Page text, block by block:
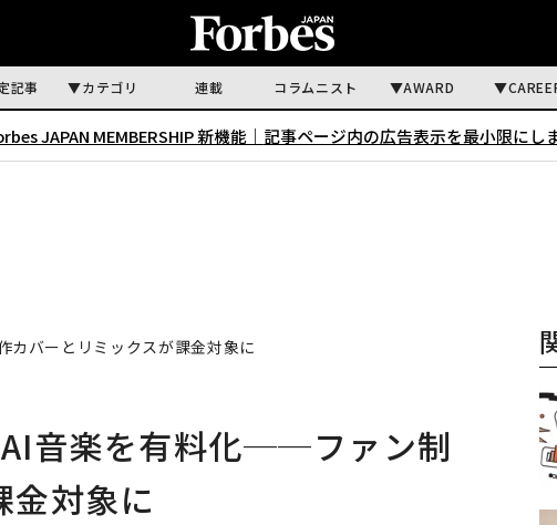
記事 カテゴリ 連載 コラムニスト AWARD
JAPAN MEMBERSHIP 新機能｜ 記事ページ内の広告表示を最小限にし
バーとリミックスが課金対象に
音楽を有料化──ファン制
金対象に